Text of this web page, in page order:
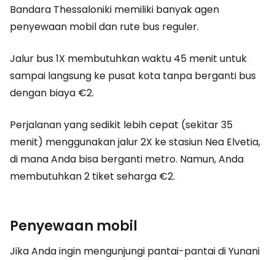
Bandara Thessaloniki memiliki banyak agen
penyewaan mobil dan rute bus reguler.
Jalur bus 1X membutuhkan waktu 45 menit untuk
sampai langsung ke pusat kota tanpa berganti bus
dengan biaya €2.
Perjalanan yang sedikit lebih cepat (sekitar 35
menit) menggunakan jalur 2X ke stasiun Nea Elvetia,
di mana Anda bisa berganti metro. Namun, Anda
membutuhkan 2 tiket seharga €2.
Penyewaan mobil
Jika Anda ingin mengunjungi pantai-pantai di Yunani